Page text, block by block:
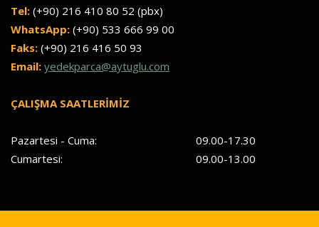
Tel: (+90) 216 410 80 52 (pbx)
WhatsApp: (+90) 533 666 99 00
Faks: (+90) 216 416 50 93
Email: yedekparca@aytuglu.com
ÇALIŞMA SAATLERİMİZ
Pazartesi - Cuma:
09.00-17.30
Cumartesi:
09.00-13.00